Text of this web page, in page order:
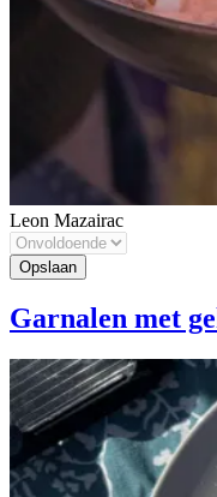
Leon Mazairac
Garnalen met